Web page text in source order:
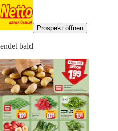
Prospekt öffnen
endet bald